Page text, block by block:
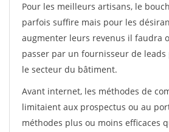
Pour les meilleurs artisans, le
parfois suffire mais pour les
augmenter leurs revenus il faudra
passer par un fournisseur de leads
le secteur du bâtiment.
Avant internet, les méthodes de
limitaient aux prospectus ou au
méthodes plus ou moins efficaces